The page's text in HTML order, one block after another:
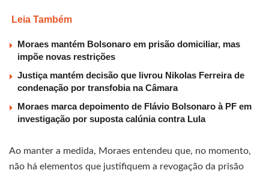
Leia Também
Moraes mantém Bolsonaro em prisão domiciliar, mas
impõe novas restrições
Justiça mantém decisão que livrou Nikolas Ferreira de
condenação por transfobia na Câmara
Moraes marca depoimento de Flávio Bolsonaro à PF em
investigação por suposta calúnia contra Lula
Ao manter a medida, Moraes entendeu que, no momento,
não há elementos que justifiquem a revogação da prisão